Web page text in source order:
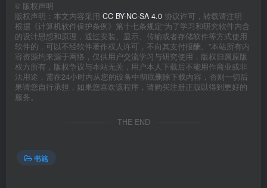
© 版权声明
版权声明：本文内容采用 CC BY-NC-SA 4.0 协议许可，转载请注明
根据《计算机软件保护条例》第十七条规定“为了学习和研究软件内含
的设计思想和原理，通过安装、显示、传输或者存储软件等方式使用
软件的，可以不经软件著作权人许可，不向其支付报酬。”本站所有内
容资源均来源于网络，仅供用户交流学习与研究使用，版权归属原版
权方所有，版权争议与本站无关，用户本人下载后不能用作商业或非
法用途，需在24小时内从您的设备中彻底删除下载内容，否则一切后
果请您自行承担，如果您喜欢该程序，请购买注册正版以得到更好的
服务。
THE END
书籍